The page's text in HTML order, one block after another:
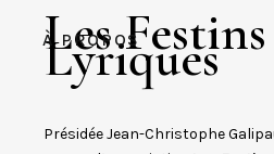
Les Festins
Lyriques
À PROPOS
Présidée Jean-Christophe
JEAN-CHRISTOPHE
SPÉCIALISTE DE LA
L'ASIE DU SUD-EST À
DÉVELOPPEMENT (IRD).
D'HISTOIRE NATURELLE